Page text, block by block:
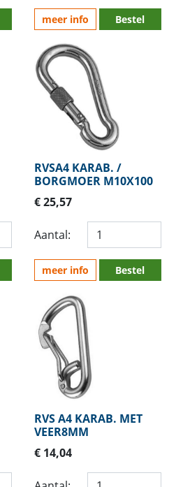
meer info Bestel
RVSA4 KARAB. /
BORGMOER M10X100
€ 25,57
Aantal:
meer info Bestel
RVS A4 KARAB. MET
VEER8MM
€ 14,04